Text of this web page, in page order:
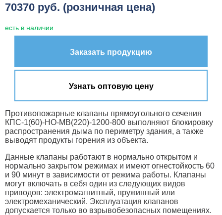
70370 руб. (розничная цена)
есть в наличии
Заказать продукцию
Узнать оптовую цену
Противопожарные клапаны прямоугольного сечения
КПС-1(60)-НО-МВ(220)-1200-800 выполняют блокировку
распространения дыма по периметру здания, а также
выводят продукты горения из объекта.
Данные клапаны работают в нормально открытом и
нормально закрытом режимах и имеют огнестойкость 60
и 90 минут в зависимости от режима работы. Клапаны
могут включать в себя один из следующих видов
приводов: электромагнитный, пружинный или
электромеханический. Эксплуатация клапанов
допускается только во взрывобезопасных помещениях.